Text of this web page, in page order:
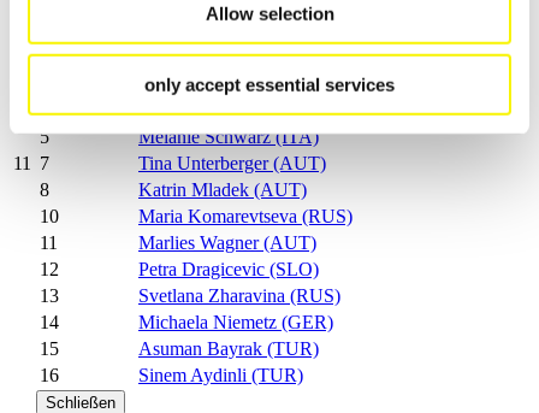
Allow selection
only accept essential services
11
2
Melanie Batkowski (AUT)
Evelin Lanthaler (ITA)
4
Renate Gietl (ITA)
5
Melanie Schwarz (ITA)
7
Tina Unterberger (AUT)
8
Katrin Mladek (AUT)
10
Maria Komarevtseva (RUS)
11
Marlies Wagner (AUT)
12
Petra Dragicevic (SLO)
13
Svetlana Zharavina (RUS)
14
Michaela Niemetz (GER)
15
Asuman Bayrak (TUR)
16
Sinem Aydinli (TUR)
Schließen